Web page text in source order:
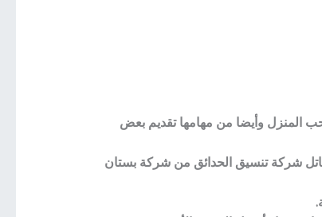
المنزل وأيضا من مهامها تقديم بعض
شركة تنسيق الحدائق من شركة بستان